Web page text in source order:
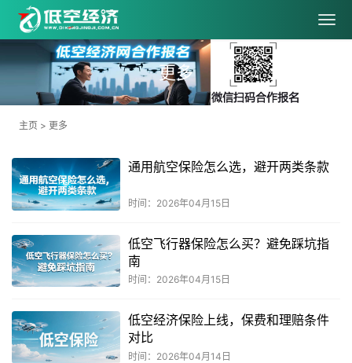
更多
主页 > 更多
通用航空保险怎么选，避开两类条款
时间：2026年04月15日
低空飞行器保险怎么买？避免踩坑指
南
时间：2026年04月15日
低空经济保险上线，保费和理赔条件
对比
时间：2026年04月14日